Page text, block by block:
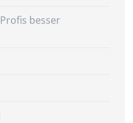
besser